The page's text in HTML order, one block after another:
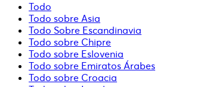
Todo
Todo sobre Asia
Todo Sobre Escandinavia
Todo sobre Chipre
Todo sobre Eslovenia
Todo sobre Emiratos Árabes
Todo sobre Croacia